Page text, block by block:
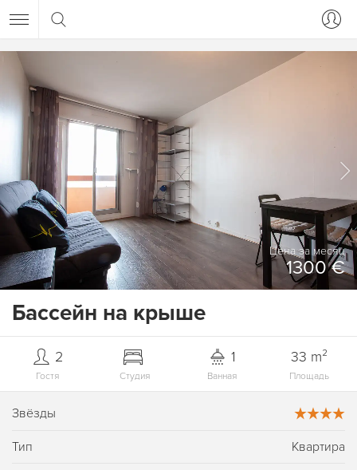
Цена за месяц
1300 €
Бассейн на крыше
Гостя
2
Студия Ванная
1
Площадь
33 m²
Звёзды
Тип Квартира